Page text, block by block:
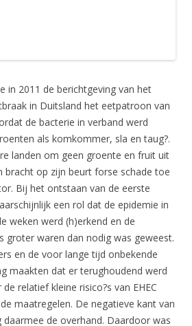
in 2011 de berichtgeving van het
in Duitsland het eetpatroon van
de bacterie in verband werd
als komkommer, sla en taug?.
landen om geen groente en fruit uit
bracht op zijn beurt forse schade toe
Bij het ontstaan van de eerste
een rol dat de epidemie in
weken werd (h)erkend en de
groter waren dan nodig was geweest.
en de voor lange tijd onbekende
maakten dat er terughoudend werd
relatief kleine risico?s van EHEC
maatregelen. De negatieve kant van
daarmee de overhand. Daardoor was